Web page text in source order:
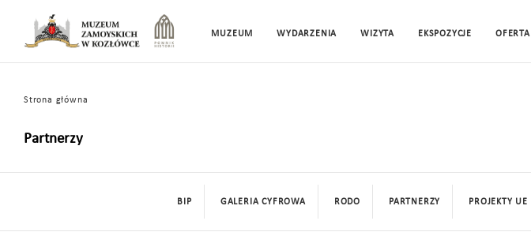
MUZEUM WYDARZENIA WIZYTA EKSPOZYCJE OFERTA
Strona główna
Partnerzy
BIP GALERIA CYFROWA RODO PARTNERZY PROJEKTY UE